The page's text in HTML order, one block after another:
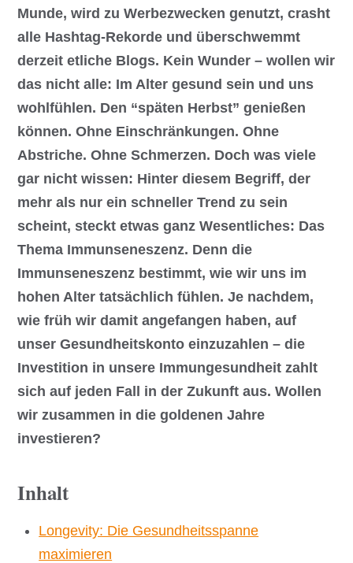
Munde, wird zu Werbezwecken genutzt, crasht
alle Hashtag-Rekorde und überschwemmt
derzeit etliche Blogs. Kein Wunder – wollen wir
das nicht alle: Im Alter gesund sein und uns
wohlfühlen. Den “späten Herbst” genießen
können. Ohne Einschränkungen. Ohne
Abstriche. Ohne Schmerzen. Doch was viele
gar nicht wissen: Hinter diesem Begriff, der
mehr als nur ein schneller Trend zu sein
scheint, steckt etwas ganz Wesentliches: Das
Thema Immunseneszenz. Denn die
Immunseneszenz bestimmt, wie wir uns im
hohen Alter tatsächlich fühlen. Je nachdem,
wie früh wir damit angefangen haben, auf
unser Gesundheitskonto einzuzahlen – die
Investition in unsere Immungesundheit zahlt
sich auf jeden Fall in der Zukunft aus. Wollen
wir zusammen in die goldenen Jahre
investieren?
Inhalt
Longevity: Die Gesundheitsspanne
maximieren